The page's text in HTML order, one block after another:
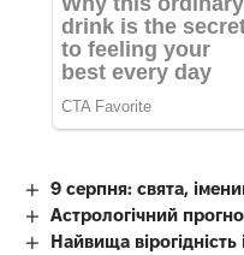
9 серпня: свята,
Астрологічний
Найвища